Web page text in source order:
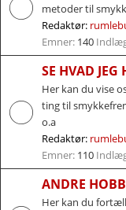
metoder til
Redaktør:
Emner: 140
SE HVAD
Her kan du vise
ting til
o.a
Redaktør:
Emner: 110
ANDRE
Her kan du